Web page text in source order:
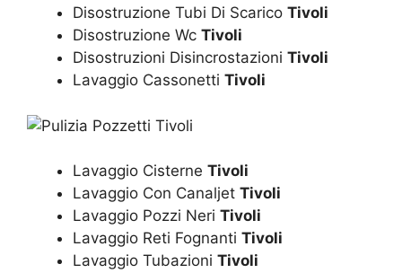
Disostruzione Tubi Di Scarico Tivoli
Disostruzione Wc Tivoli
Disostruzioni Disincrostazioni Tivoli
Lavaggio Cassonetti Tivoli
Lavaggio Cisterne Tivoli
Lavaggio Con Canaljet Tivoli
Lavaggio Pozzi Neri Tivoli
Lavaggio Reti Fognanti Tivoli
Lavaggio Tubazioni Tivoli